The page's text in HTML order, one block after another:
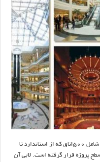
نقطه هسته ای پروژه، هتل ۷ستاره می باشد که شامل ۵۰۰اتاق که از استاندارد تا
پروژه قرار گرفته است. لابی آن